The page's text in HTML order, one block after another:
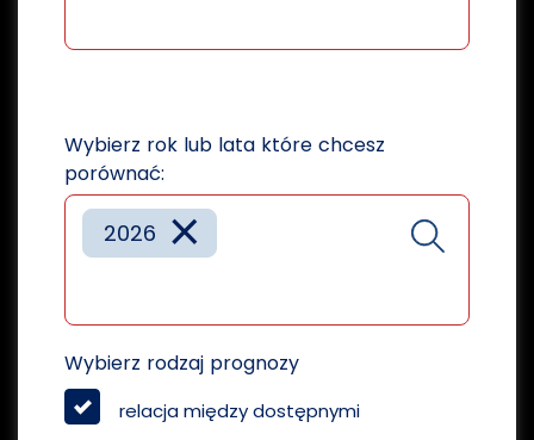
Wybierz rok lub lata które chcesz
porównać:
×
2026
Wybierz rodzaj prognozy
relacja między dostępnymi